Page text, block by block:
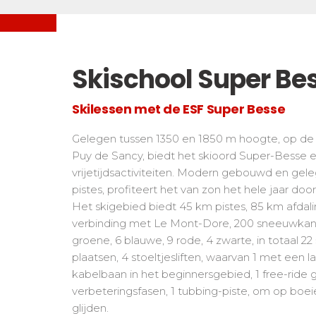
De kleine "riders"
Tieners en volwassenen
Prestaties
Zij aa zij staan met concurrenten
Voor
Skischool Super
Skilessen met de ESF Super Besse
Gelegen tussen 1350 en 1850 m hoogte, op
Puy de Sancy, biedt het skioord Super-Besse
vrijetijdsactiviteiten. Modern gebouwd en
pistes, profiteert het van zon het hele jaar
Het skigebied biedt 45 km pistes, 85 km
verbinding met Le Mont-Dore, 200
groene, 6 blauwe, 9 rode, 4 zwarte, in totaal
plaatsen, 4 stoeltjesliften, waarvan 1 met een
kabelbaan in het beginnersgebied, 1 free-ride
verbeteringsfasen, 1 tubbing-piste, om op
glijden.